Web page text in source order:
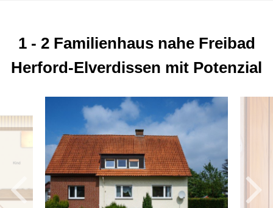
1 - 2 Familienhaus nahe Freibad
Herford-Elverdissen mit Potenzial